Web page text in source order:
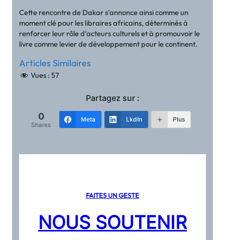
Cette rencontre de Dakar s’annonce ainsi comme un
moment clé pour les libraires africains, déterminés à
renforcer leur rôle d’acteurs culturels et à promouvoir le
livre comme levier de développement pour le continent.
Articles Similaires
Vues : 57
Partagez sur :
0
Shares
Meta LkdIn Plus
FAITES UN GESTE
NOUS SOUTENIR